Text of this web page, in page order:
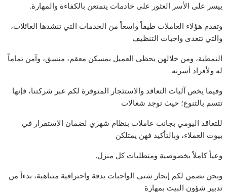
ييسر على الأسر العثور على خادمات يتمتعن بالكفاءة والمهارة.
وتقدم هؤلاء العاملات طيفاً واسعاً من الخدمات التي تنشدها العائلات،
والتي تتعدى واجبات التنظيف
النمطية، ومن خلالهن يحظى العميل بمسكن معقم، منسق، وآمن تماماً
له ولأفراد أسرته.
وفيما يخص آليات التعاقد والاستئجار المتوفرة لكم عبر شركتنا، فإنها
تتسم بالتنوع؛ حيث توجد شغالات
للتعاقد اليومي بجانب عاملات بنظام شهري لضمان الاستقرار في
بيوت العملاء، وبالتأكيد فهن يمتلكن
وعياً كاملاً بخصوصية ومتطلبات كل منزل.
ونحن نضمن لكم إنجاز شتى الواجبات بدقة واحترافية متناهية، بدءاً من
تدبير شؤون البيت بمهارة